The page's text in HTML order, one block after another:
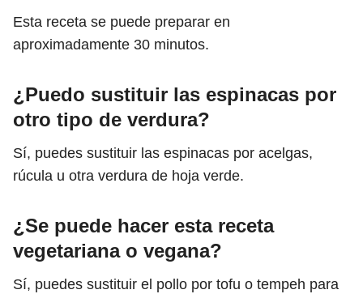
Esta receta se puede preparar en
aproximadamente 30 minutos.
¿Puedo sustituir las espinacas por
otro tipo de verdura?
Sí, puedes sustituir las espinacas por acelgas,
rúcula u otra verdura de hoja verde.
¿Se puede hacer esta receta
vegetariana o vegana?
Sí, puedes sustituir el pollo por tofu o tempeh para